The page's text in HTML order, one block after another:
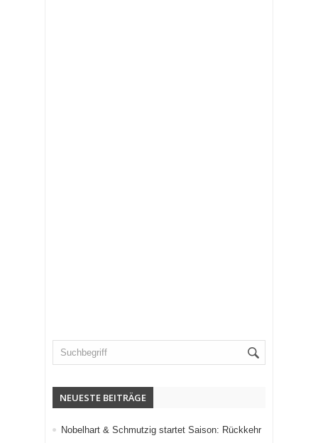
NEUESTE BEITRÄGE
Nobelhart & Schmutzig startet Saison: Rückkehr